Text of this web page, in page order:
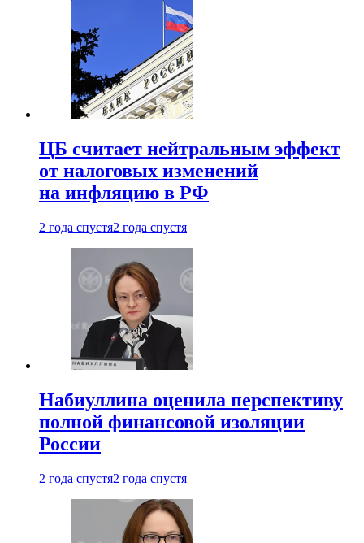
ЦБ считает нейтральным эффект
от налоговых изменений
на инфляцию в РФ
2 года спустя2 года спустя
Набиуллина оценила перспективу
полной финансовой изоляции
России
2 года спустя2 года спустя